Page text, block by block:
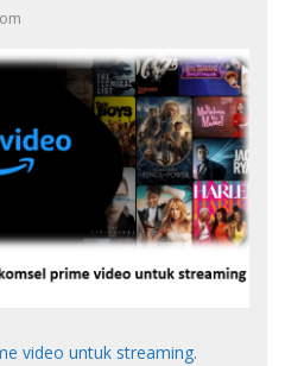
video untuk streaming.